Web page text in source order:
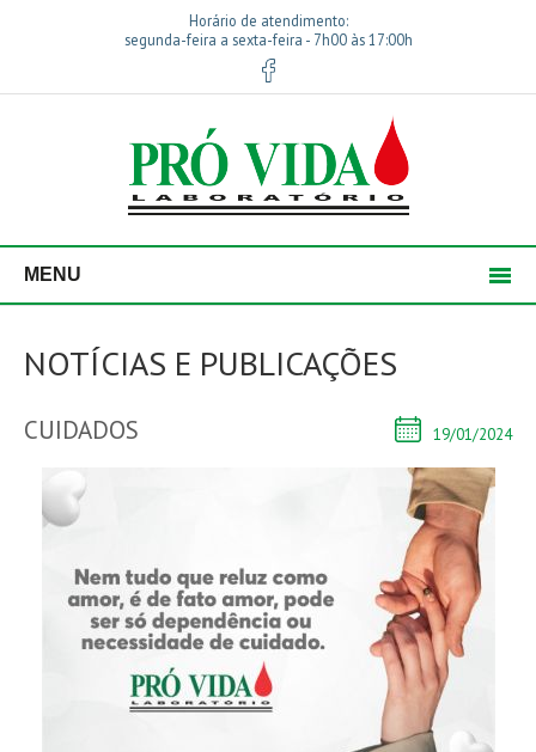
Horário de atendimento:
segunda-feira a sexta-feira - 7h00 às 17:00h
MENU
NOTÍCIAS E PUBLICAÇÕES
CUIDADOS 19/01/2024